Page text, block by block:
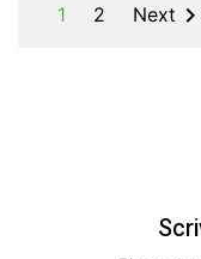
1 2 Next 